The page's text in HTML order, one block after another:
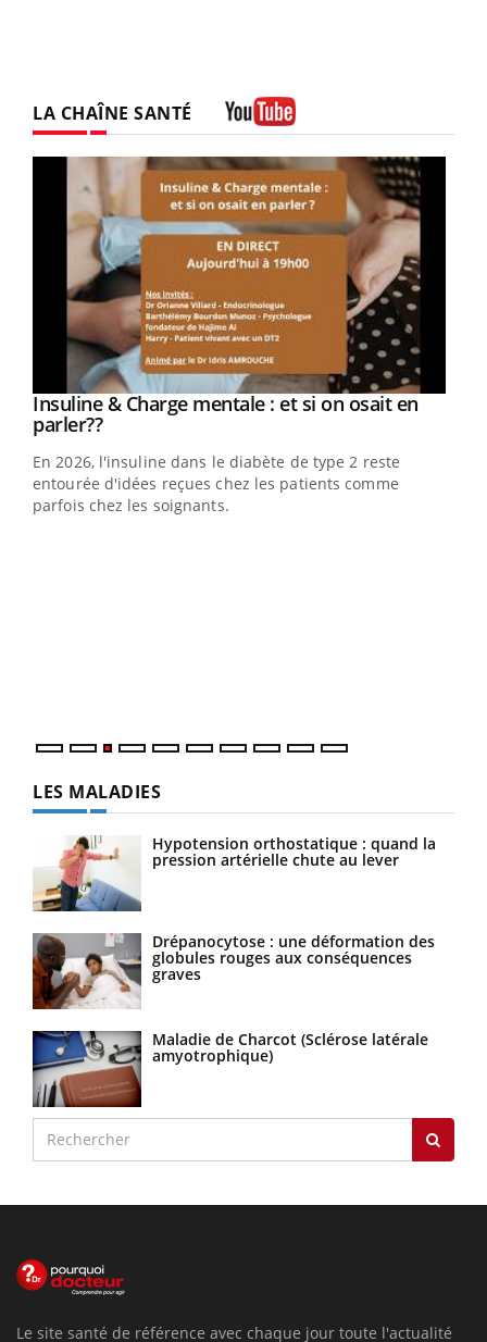
LA CHAÎNE SANTÉ
Youtube
Insuline & Charge mentale : et si on osait en
parler??Youtube
En 2026, l'insuline dans le diabète de type 2 reste
entourée d'idées reçues chez les patients comme
parfois chez les soignants.
LES MALADIES
Hypotension orthostatique : quand la
pression artérielle chute au lever
Drépanocytose : une déformation des
globules rouges aux conséquences
graves
Maladie de Charcot (Sclérose latérale
amyotrophique)
Le site santé de référence avec chaque jour toute l'actualité